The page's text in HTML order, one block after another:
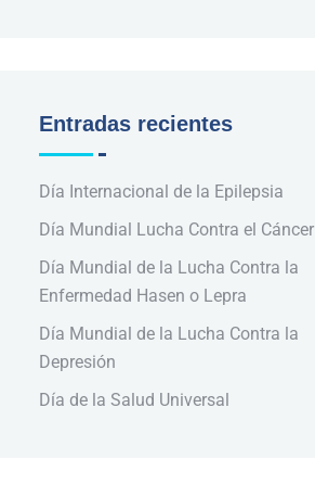
Entradas recientes
Día Internacional de la Epilepsia
Día Mundial Lucha Contra el Cáncer
Día Mundial de la Lucha Contra la
Enfermedad Hasen o Lepra
Día Mundial de la Lucha Contra la
Depresión
Día de la Salud Universal